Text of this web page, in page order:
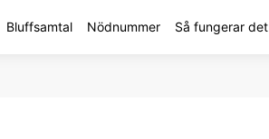
Bluffsamtal Nödnummer Så fungerar det